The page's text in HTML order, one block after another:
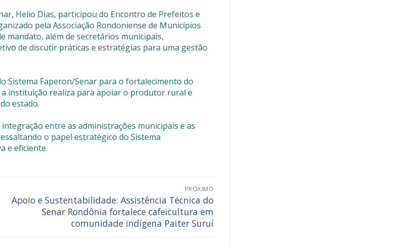
Helio Dias, participou do Encontro de Prefeitos e
pela Associação Rondoniense de Municípios
mandato, além de secretários municipais,
de discutir práticas e estratégias para uma gestão
Sistema Faperon/Senar para o fortalecimento do
instituição realiza para apoiar o produtor rural e
estado.
entre as administrações municipais e as
o papel estratégico do Sistema
e eficiente.
PRÓXIMO
Apoio e Sustentabilidade: Assistência Técnica do
Senar Rondônia fortalece cafeicultura em
comunidade indígena Paiter Suruí